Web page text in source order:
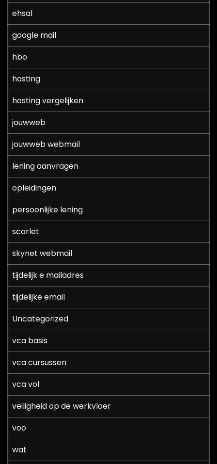
ehsal
google mail
hbo
hosting
hosting vergelijken
jouwweb
jouwweb webmail
lening aanvragen
opleidingen
persoonlijke lening
scarlet
skynet webmail
tijdelijk e mailadres
tijdelijke email
Uncategorized
vca basis
vca cursussen
vca vol
veiligheid op de werkvloer
voo
wat